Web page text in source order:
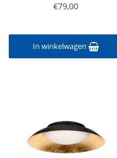
€79,00
In winkelwagen